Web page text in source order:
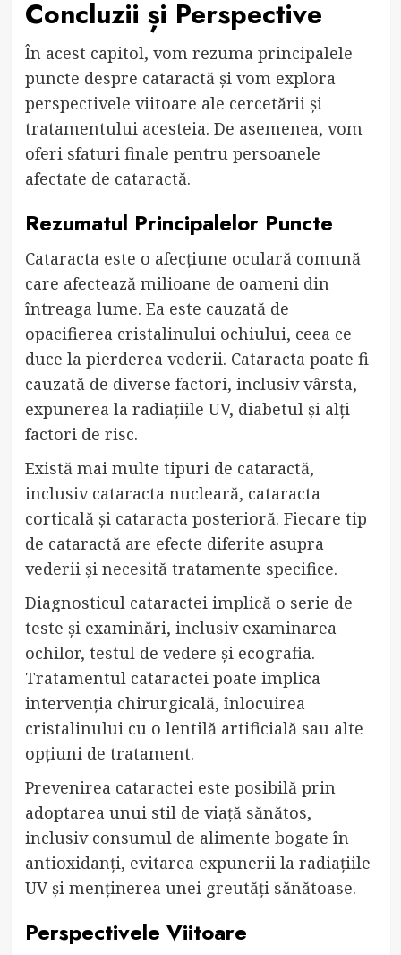
Concluzii și Perspective
În acest capitol, vom rezuma principalele
puncte despre cataractă și vom explora
perspectivele viitoare ale cercetării și
tratamentului acesteia. De asemenea, vom
oferi sfaturi finale pentru persoanele
afectate de cataractă.
Rezumatul Principalelor Puncte
Cataracta este o afecțiune oculară comună
care afectează milioane de oameni din
întreaga lume. Ea este cauzată de
opacifierea cristalinului ochiului, ceea ce
duce la pierderea vederii. Cataracta poate fi
cauzată de diverse factori, inclusiv vârsta,
expunerea la radiațiile UV, diabetul și alți
factori de risc.
Există mai multe tipuri de cataractă,
inclusiv cataracta nucleară, cataracta
corticală și cataracta posterioră. Fiecare tip
de cataractă are efecte diferite asupra
vederii și necesită tratamente specifice.
Diagnosticul cataractei implică o serie de
teste și examinări, inclusiv examinarea
ochilor, testul de vedere și ecografia.
Tratamentul cataractei poate implica
intervenția chirurgicală, înlocuirea
cristalinului cu o lentilă artificială sau alte
opțiuni de tratament.
Prevenirea cataractei este posibilă prin
adoptarea unui stil de viață sănătos,
inclusiv consumul de alimente bogate în
antioxidanți, evitarea expunerii la radiațiile
UV și menținerea unei greutăți sănătoase.
Perspectivele Viitoare